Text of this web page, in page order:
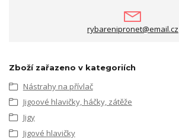
rybarenipronet@email.cz
Zboží zařazeno v kategoriích
Nástrahy na přívlač
Jigoové hlavičky, háčky, zátěže
Jigy
Jigové hlavičky